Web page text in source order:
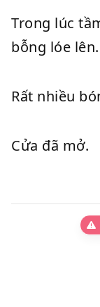
Trong lúc
bỗng lóe lên.
Rất nhiều
Cửa đã mở.